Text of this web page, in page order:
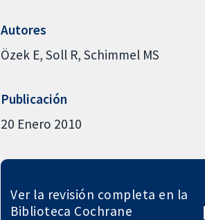
Autores
Özek E Soll R Schimmel MS
Publicación
20 Enero 2010
Ver la revisión completa en la
Biblioteca Cochrane